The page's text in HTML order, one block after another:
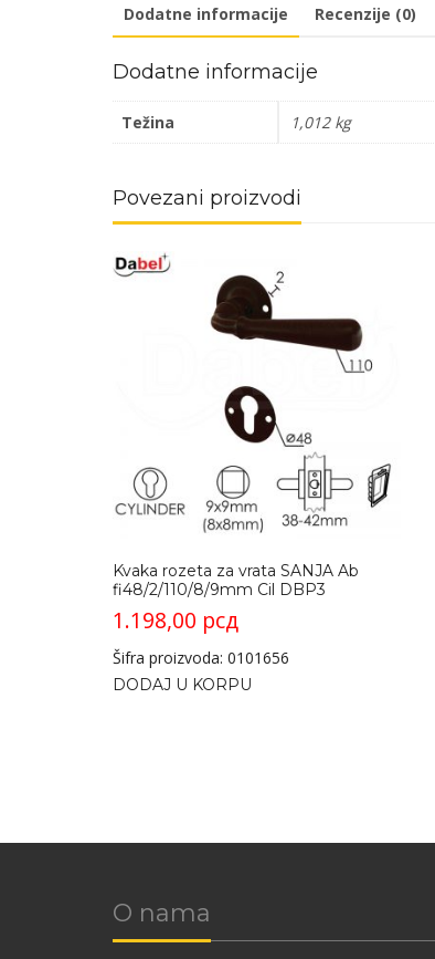
Dodatne informacije Recenzije (0)
Dodatne informacije
Težina 1,012 kg
Povezani proizvodi
Kvaka rozeta za vrata SANJA Ab
fi48/2/110/8/9mm Cil DBP3
1.198,00 рсд
Šifra proizvoda: 0101656
DODAJ U KORPU
O nama